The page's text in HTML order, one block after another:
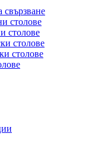
свързване
столове
столове
столове
столове